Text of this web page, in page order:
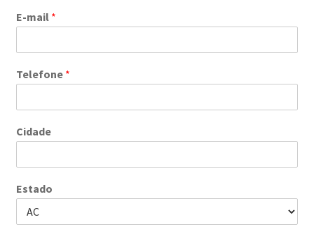
E-mail *
Telefone *
Cidade
Estado